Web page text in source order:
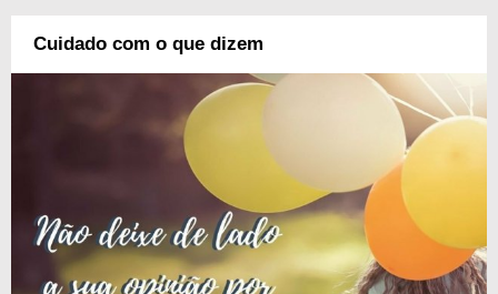
Cuidado com o que dizem